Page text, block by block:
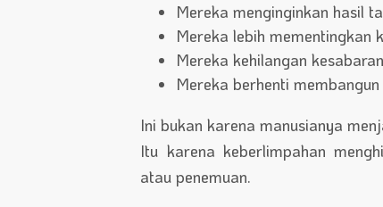
Mereka menginginkan hasil
Mereka lebih mementingkan
Mereka kehilangan kesabaran
Mereka berhenti
Ini bukan karena manusianya
Itu karena keberlimpahan
atau penemuan.